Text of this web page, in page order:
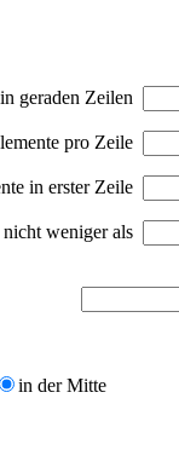
in geraden Zeilen
pro Zeile
in erster Zeile
weniger als
in der Mitte